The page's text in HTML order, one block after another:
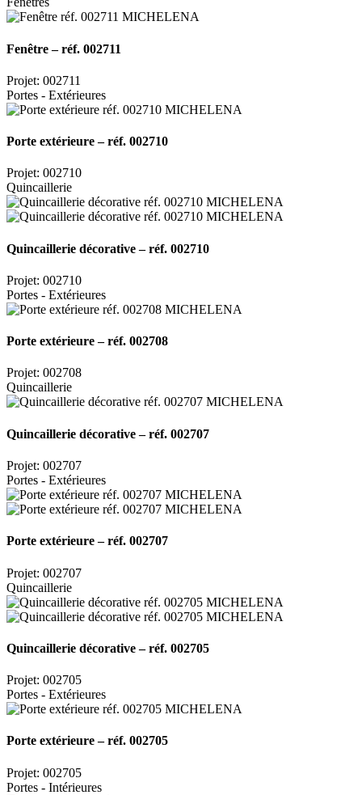
Fenêtre – réf. 002711
Projet: 002711
Portes - Extérieures
Porte extérieure – réf. 002710
Projet: 002710
Quincaillerie
Quincaillerie décorative – réf. 002710
Projet: 002710
Portes - Extérieures
Porte extérieure – réf. 002708
Projet: 002708
Quincaillerie
Quincaillerie décorative – réf. 002707
Projet: 002707
Portes - Extérieures
Porte extérieure – réf. 002707
Projet: 002707
Quincaillerie
Quincaillerie décorative – réf. 002705
Projet: 002705
Portes - Extérieures
Porte extérieure – réf. 002705
Projet: 002705
Portes - Intérieures